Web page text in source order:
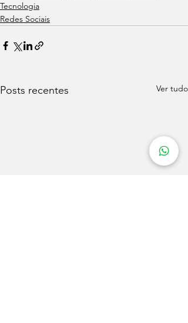
Tecnologia
Redes Sociais
Posts recentes Ver tudo